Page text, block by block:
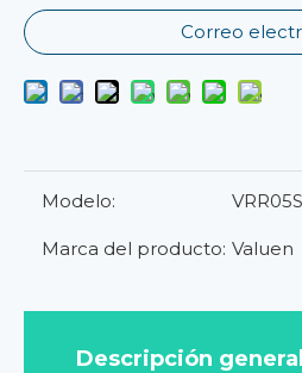
Correo
Modelo: VRR05S
Marca del producto: Valuen
Descripción